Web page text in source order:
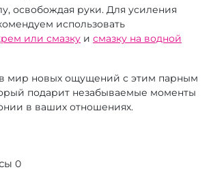
освобождая руки. Для усиления
использовать
или смазку и смазку на водной
мир новых ощущений с этим парным
подарит незабываемые моменты
в ваших отношениях.
0